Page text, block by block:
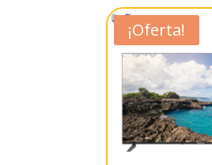
¡Oferta!